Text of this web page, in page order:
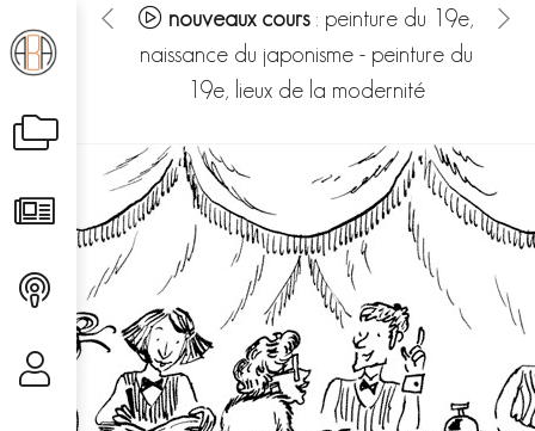
au bonheur
dans les
nouveaux cours: peinture du 19e,
naissance du japonisme- peinture du
19e, lieux de la modernité